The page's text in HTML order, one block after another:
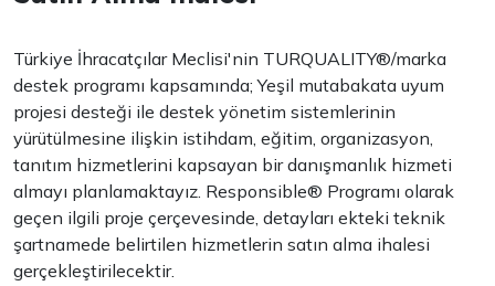
Türkiye İhracatçılar Meclisi'nin TURQUALITY®/marka
destek programı kapsamında; Yeşil mutabakata uyum
projesi desteği ile destek yönetim sistemlerinin
yürütülmesine ilişkin istihdam, eğitim, organizasyon,
tanıtım hizmetlerini kapsayan bir danışmanlık hizmeti
almayı planlamaktayız. Responsible® Programı olarak
geçen ilgili proje çerçevesinde, detayları ekteki teknik
şartnamede belirtilen hizmetlerin satın alma ihalesi
gerçekleştirilecektir.